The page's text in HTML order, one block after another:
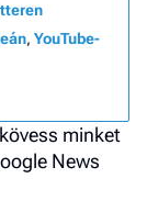
, YouTube-
minket
News